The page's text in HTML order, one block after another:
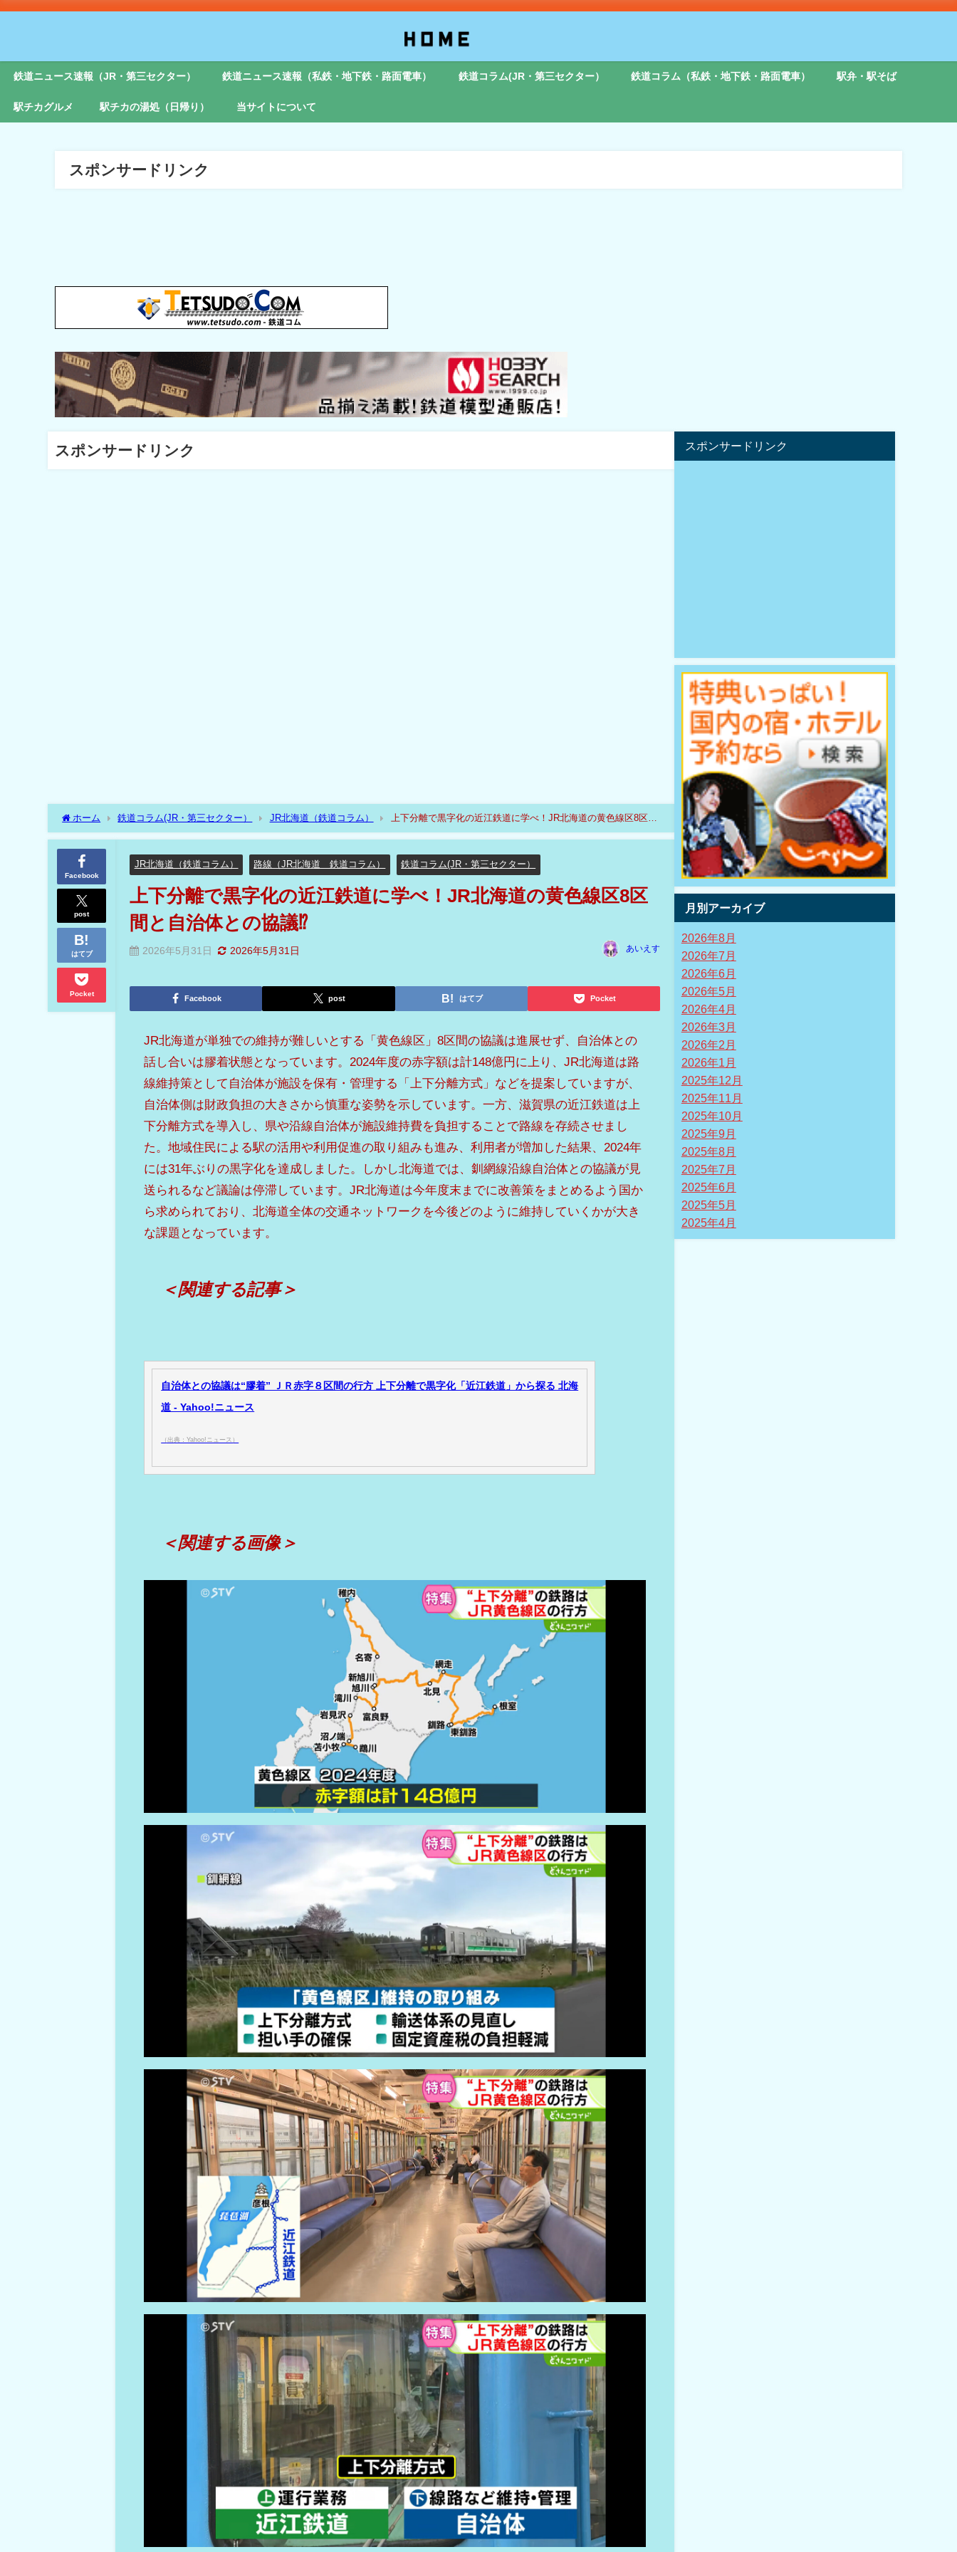
鉄道ニュース速報（JR・第三セクター） 鉄道ニュース速報（私鉄・地下鉄・路面電車） 鉄道コラム(JR・第三セクター） 鉄道コラム（私鉄・地下鉄・路面電車） 駅弁・駅そば
駅チカグルメ 駅チカの湯処（日帰り） 当サイトについて
スポンサードリンク
スポンサードリンク
ホーム 鉄道コラム(JR・第三セクター） JR北海道（鉄道コラム）
上下分離で黒字化の近江鉄道に学べ！JR北海道の黄色線区8区間
と自治体との協議⁉
Facebook
post
はてブ
Pocket
JR北海道（鉄道コラム） 路線（JR北海道 鉄道コラム） 鉄道コラム(JR・第三セクター）
上下分離で黒字化の近江鉄道に学べ！JR北海道の黄色線区8区
間と自治体との協議⁉
2026年5月31日 2026年5月31日 あいえす
Facebook post はてブ Pocket
JR北海道が単独での維持が難しいとする「黄色線区」8区間の協議は進展せず、自治体との
話し合いは膠着状態となっています。2024年度の赤字額は計148億円に上り、JR北海道は路
線維持策として自治体が施設を保有・管理する「上下分離方式」などを提案していますが、
自治体側は財政負担の大きさから慎重な姿勢を示しています。一方、滋賀県の近江鉄道は上
下分離方式を導入し、県や沿線自治体が施設維持費を負担することで路線を存続させまし
た。地域住民による駅の活用や利用促進の取り組みも進み、利用者が増加した結果、2024年
には31年ぶりの黒字化を達成しました。しかし北海道では、釧網線沿線自治体との協議が見
送られるなど議論は停滞しています。JR北海道は今年度末までに改善策をまとめるよう国か
ら求められており、北海道全体の交通ネットワークを今後どのように維持していくかが大き
な課題となっています。
＜関連する記事＞
自治体との協議は“膠着” ＪＲ赤字８区間の行方 上下分離で黒字化「近江鉄道」から探る 北海
道 - Yahoo!ニュース
（出典：Yahoo!ニュース）
＜関連する画像＞
スポンサードリンク
月別アーカイブ
2026年8月
2026年7月
2026年6月
2026年5月
2026年4月
2026年3月
2026年2月
2026年1月
2025年12月
2025年11月
2025年10月
2025年9月
2025年8月
2025年7月
2025年6月
2025年5月
2025年4月